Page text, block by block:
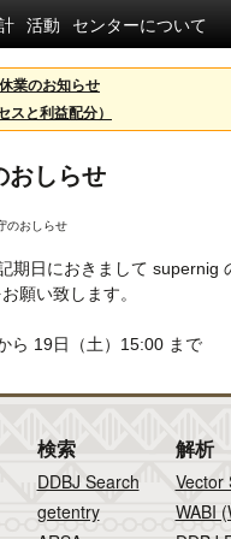
活動 センターについて
業のお知らせ
スと利益配分）
おしらせ
のおしらせ
期日におきまして supernig
願い致します。
ら 19日（土）15:00 まで
検索
DDBJ Search
getentry
解析
Vector
WABI